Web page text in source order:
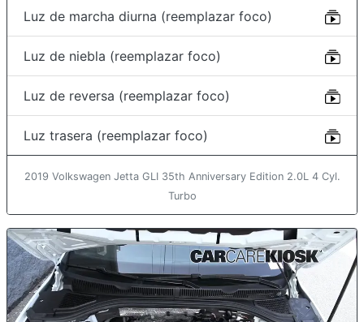
Luz de marcha diurna (reemplazar foco)
Luz de niebla (reemplazar foco)
Luz de reversa (reemplazar foco)
Luz trasera (reemplazar foco)
2019 Volkswagen Jetta GLI 35th Anniversary Edition 2.0L 4 Cyl.
Turbo